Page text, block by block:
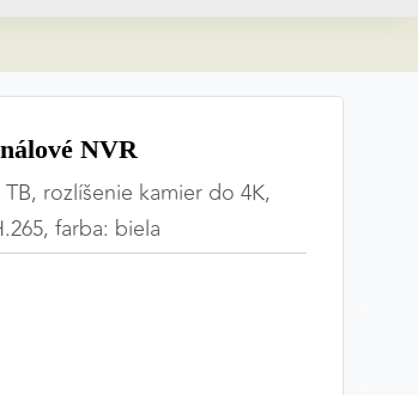
NVR
rozlíšenie kamier do 4K,
farba: biela